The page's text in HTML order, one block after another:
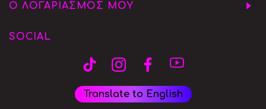
Ο ΛΟΓΑΡΙΑΣΜΟΣ ΜΟΥ
SOCIAL
Translate to English